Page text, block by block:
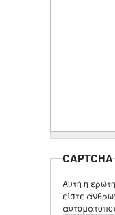
CAPTCHA
Αυτή η
είστε